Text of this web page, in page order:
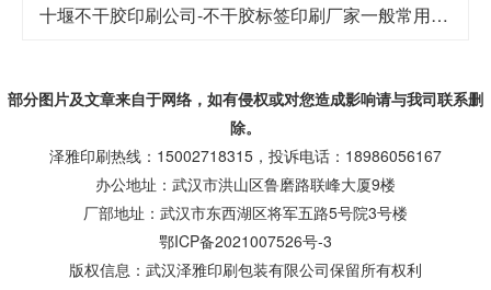
十堰不干胶印刷公司-不干胶标签印刷厂家一般常用哪些标签材料
部分图片及文章来自于网络，如有侵权或对您造成影响请与我司联系删
除。
泽雅印刷热线：15002718315，投诉电话：18986056167
办公地址：武汉市洪山区鲁磨路联峰大厦9楼
厂部地址：武汉市东西湖区将军五路5号院3号楼
鄂ICP备2021007526号-3
版权信息：武汉泽雅印刷包装有限公司保留所有权利